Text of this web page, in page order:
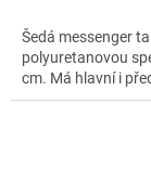
Šedá messenger
polyuretanovou
cm. Má hlavní i